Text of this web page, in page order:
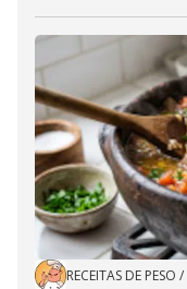
RECEITAS DE PESO /